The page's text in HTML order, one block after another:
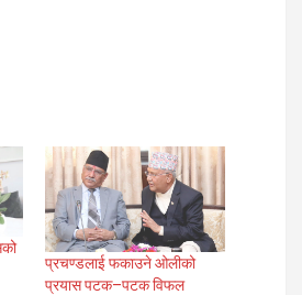
प्रचण्डलाई फकाउने ओलीको
प्रयास पटक–पटक विफल